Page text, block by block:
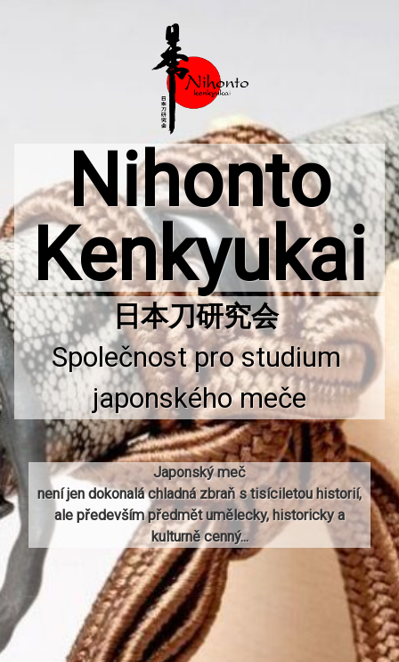
Nihonto
Kenkyukai
Společnost pro studium
japonského meče
Japonský meč
není jen dokonalá chladná zbraň s tisíciletou historií,
ale především předmět umělecky, historicky a
kulturně cenný...